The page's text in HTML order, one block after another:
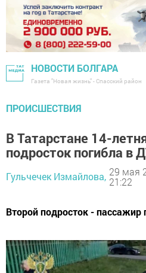
НОВОСТИ БОЛГАРА
Газета "Новая жизнь" - Спасский район
ПРОИСШЕСТВИЯ
В Татарстане 14-
подросток погибла в
Гульчечек Измайлова, 29 мая
21:22
Второй подросток -